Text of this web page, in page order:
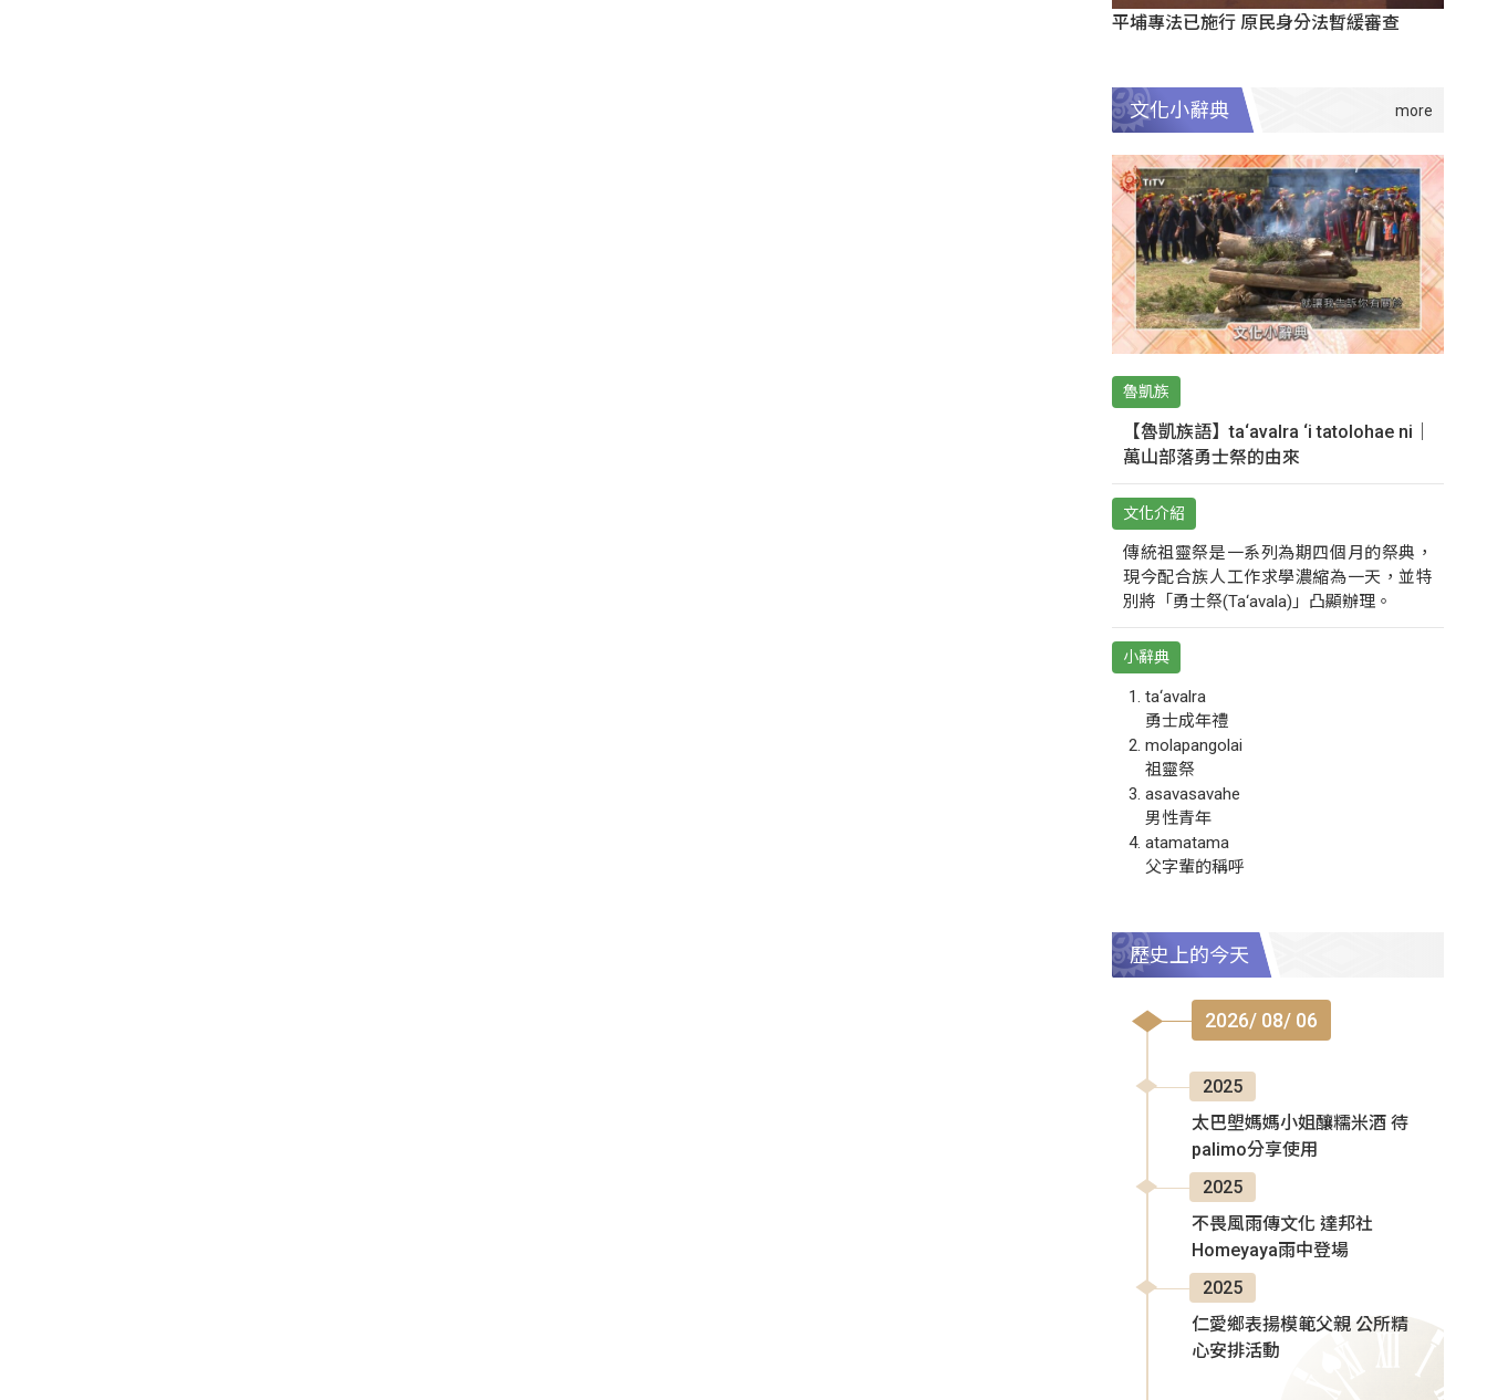
平埔專法已施行 原民身分法暫緩審查
文化小辭典
魯凱族
【魯凱族語】ta‘avalra ‘i tatolohae ni｜
萬山部落勇士祭的由來
文化介紹
傳統祖靈祭是一系列為期四個月的祭典，
現今配合族人工作求學濃縮為一天，並特
別將「勇士祭(Ta‘avala)」凸顯辦理。
小辭典
ta‘avalra
勇士成年禮
molapangolai
祖靈祭
asavasavahe
男性青年
atamatama
父字輩的稱呼
歷史上的今天
2026/ 08/ 06
2025
太巴塱媽媽小姐釀糯米酒 待
palimo分享使用
2025
不畏風雨傳文化 達邦社
Homeyaya雨中登場
2025
仁愛鄉表揚模範父親 公所精
心安排活動